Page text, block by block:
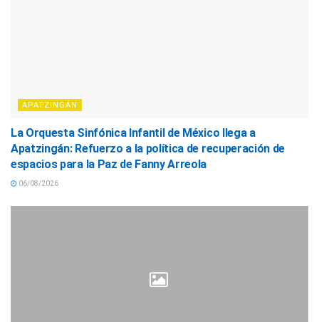
APATZINGÁN
La Orquesta Sinfónica Infantil de México llega a
Apatzingán: Refuerzo a la política de recuperación de
espacios para la Paz de Fanny Arreola
06/08/2026